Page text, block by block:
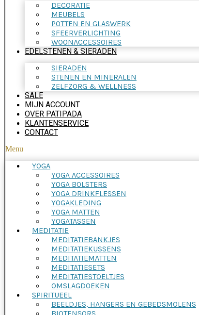
DECORATIE
MEUBELS
POTTEN EN GLASWERK
SFEERVERLICHTING
WOONACCESSOIRES
EDELSTENEN & SIERADEN
SIERADEN
STENEN EN MINERALEN
ZELFZORG & WELLNESS
SALE
MIJN ACCOUNT
OVER PATIPADA
KLANTENSERVICE
CONTACT
Menu
YOGA
YOGA ACCESSOIRES
YOGA BOLSTERS
YOGA DRINKFLESSEN
YOGAKLEDING
YOGA MATTEN
YOGATASSEN
MEDITATIE
MEDITATIEBANKJES
MEDITATIEKUSSENS
MEDITATIEMATTEN
MEDITATIESETS
MEDITATIESTOELTJES
OMSLAGDOEKEN
SPIRITUEEL
BEELDJES, HANGERS EN GEBEDSMOLENS